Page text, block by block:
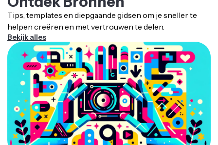
Tips, templates en diepgaande gidsen om je sneller te
helpen creëren en met vertrouwen te delen.
Bekijk alles